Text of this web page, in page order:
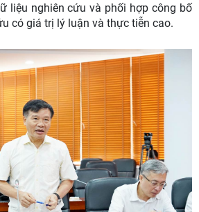
liệu nghiên cứu và phối hợp công bố
có giá trị lý luận và thực tiễn cao.